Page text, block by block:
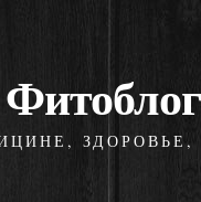
Фитоблог
ЗДОРОВЬЕ,